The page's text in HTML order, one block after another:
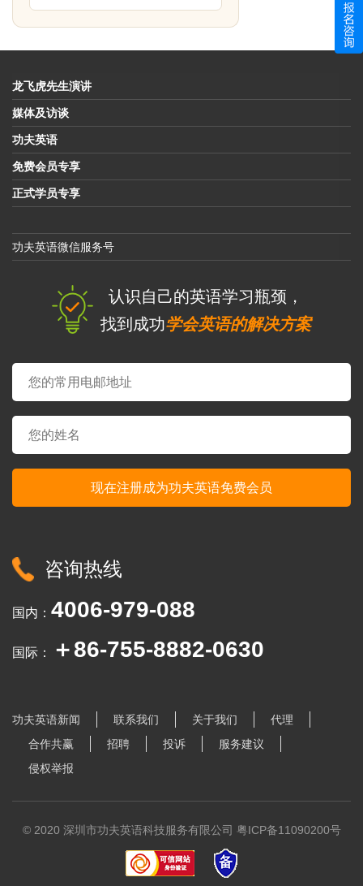
龙飞虎先生演讲
媒体及访谈
功夫英语
免费会员专享
正式学员专享
功夫英语微信服务号
认识自己的英语学习瓶颈，
找到成功学会英语的解决方案
咨询热线
国内： 4006-979-088
国际： ＋86-755-8882-0630
功夫英语新闻 联系我们 关于我们
代理
合作共赢
招聘 投诉
服务建议
侵权举报
© 2020 深圳市功夫英语科技服务有限公司 粤ICP备11090200号